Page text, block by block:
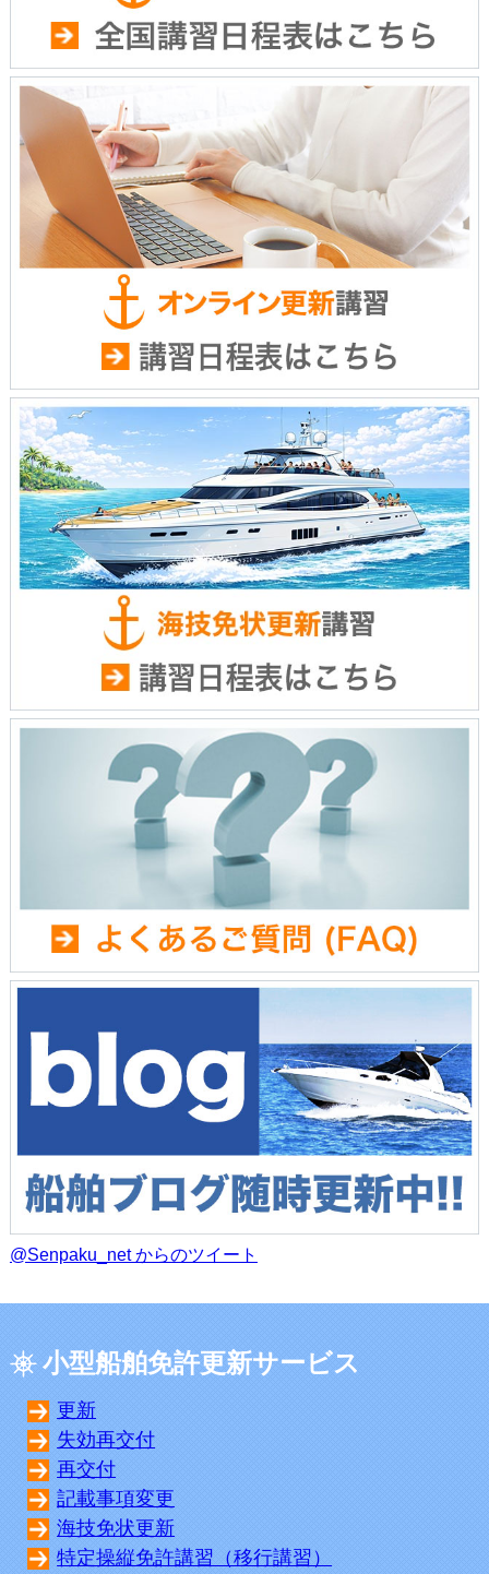
@Senpaku_net からのツイート
小型船舶免許更新サービス
更新
失効再交付
再交付
記載事項変更
海技免状更新
特定操縦免許講習（移行講習）